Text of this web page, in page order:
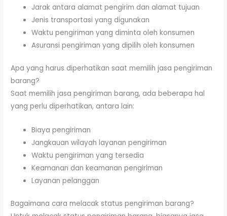
Jarak antara alamat pengirim dan alamat tujuan
Jenis transportasi yang digunakan
Waktu pengiriman yang diminta oleh konsumen
Asuransi pengiriman yang dipilih oleh konsumen
Apa yang harus diperhatikan saat memilih jasa pengiriman
barang?
Saat memilih jasa pengiriman barang, ada beberapa hal
yang perlu diperhatikan, antara lain:
Biaya pengiriman
Jangkauan wilayah layanan pengiriman
Waktu pengiriman yang tersedia
Keamanan dan keamanan pengiriman
Layanan pelanggan
Bagaimana cara melacak status pengiriman barang?